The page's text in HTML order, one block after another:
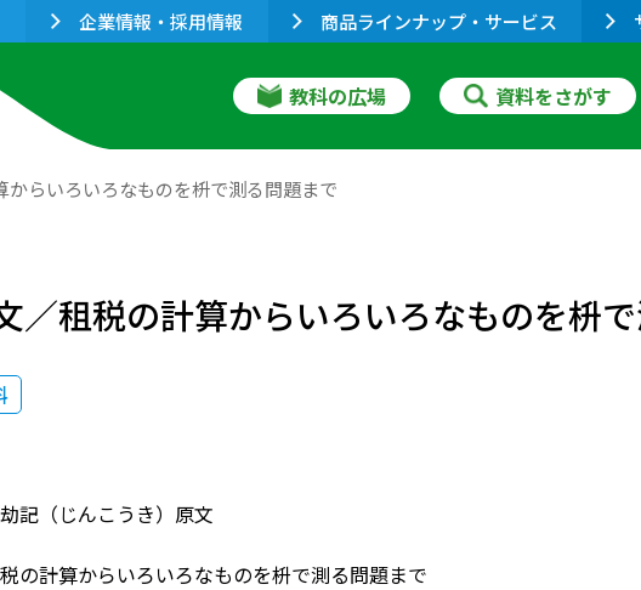
企業情報・採用情報 商品ラインナップ・サービス
教科の広場 資料をさがす
らいろいろなものを枡で測る問題まで
／租税の計算からいろいろなものを枡
記（じんこうき）原文
の計算からいろいろなものを枡で測る問題まで